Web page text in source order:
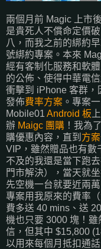
兩個月前 Magic 上市
是貴死人不償命定價
八，而我之前的綁約
號綁約專案。本來
經有客制化服務和軟
的公佈、使得中華電
衝擊到 iPhone 客群，
發佈費率方案 。專案
Mobile01 Android 板
辦 Maigc 團購 ！我為
購優惠內容，直到 方
VIP，雖然贈品也有數
不及的我還是當下跑
門市解決），當天就
先空機一台就要近兩
專案用我原來的費率
費多送 40 mins、送
機也只要 3000 塊！
信，但其中 $15,800
以用來每個月抵扣通